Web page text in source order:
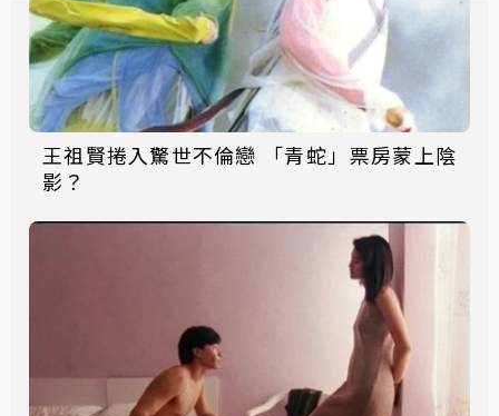
王祖賢捲入驚世不倫戀 「青蛇」票房蒙上陰
影？